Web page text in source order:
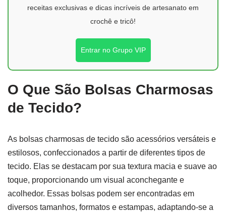
receitas exclusivas e dicas incríveis de artesanato em
crochê e tricô!
Entrar no Grupo VIP
O Que São Bolsas Charmosas
de Tecido?
As bolsas charmosas de tecido são acessórios versáteis e
estilosos, confeccionados a partir de diferentes tipos de
tecido. Elas se destacam por sua textura macia e suave ao
toque, proporcionando um visual aconchegante e
acolhedor. Essas bolsas podem ser encontradas em
diversos tamanhos, formatos e estampas, adaptando-se a